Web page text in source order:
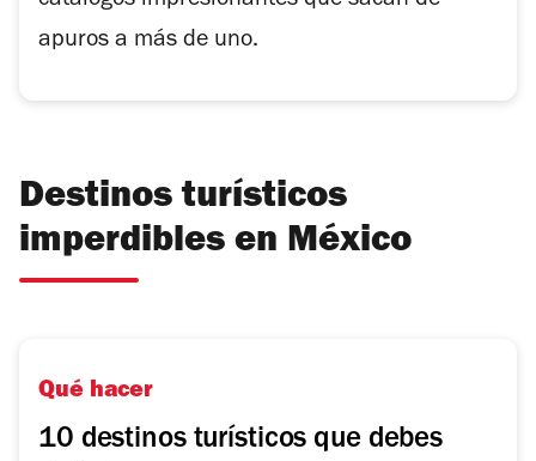
apuros a más de uno.
Destinos turísticos
imperdibles en México
Qué hacer
10 destinos turísticos que debes